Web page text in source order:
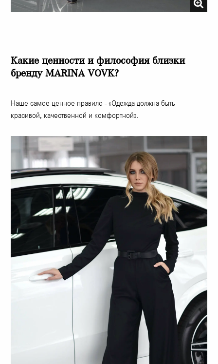
Какие ценности и философия близки
бренду MARINA VOVK?
Наше самое ценное правило - «Одежда должна быть
красивой, качественной и комфортной».